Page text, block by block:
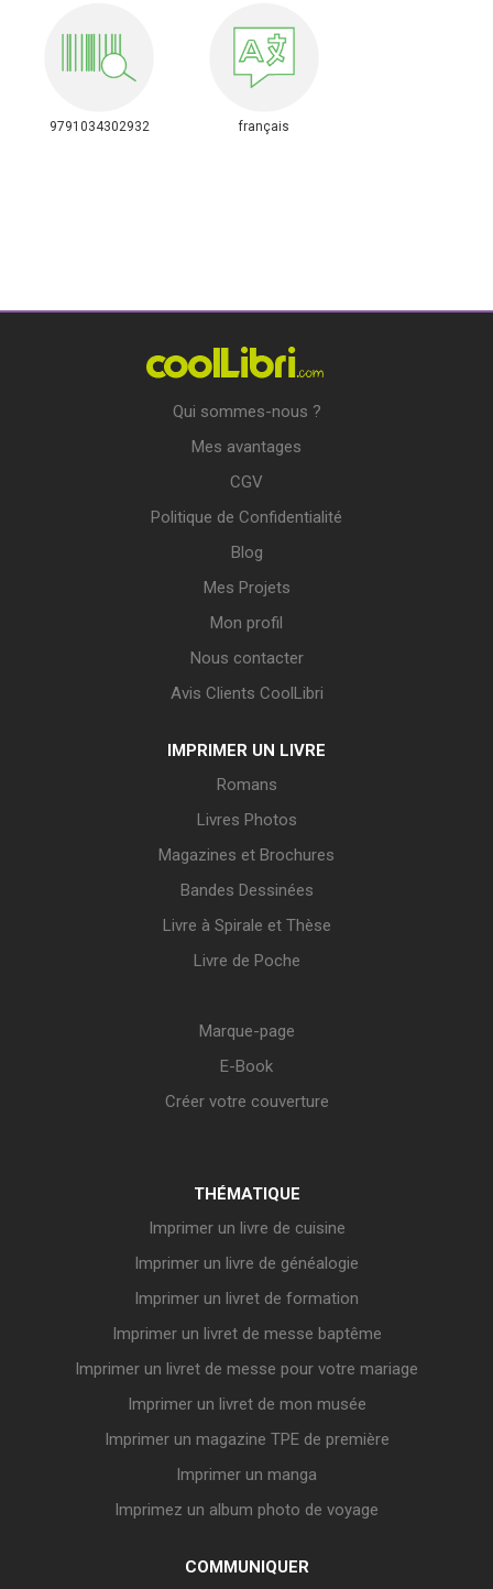
9791034302932 français
Qui sommes-nous ?
Mes avantages
CGV
Politique de Confidentialité
Blog
Mes Projets
Mon profil
Nous contacter
Avis Clients CoolLibri
IMPRIMER UN LIVRE
Romans
Livres Photos
Magazines et Brochures
Bandes Dessinées
Livre à Spirale et Thèse
Livre de Poche
Marque-page
E-Book
Créer votre couverture
THÉMATIQUE
Imprimer un livre de cuisine
Imprimer un livre de généalogie
Imprimer un livret de formation
Imprimer un livret de messe baptême
Imprimer un livret de messe pour votre mariage
Imprimer un livret de mon musée
Imprimer un magazine TPE de première
Imprimer un manga
Imprimez un album photo de voyage
COMMUNIQUER